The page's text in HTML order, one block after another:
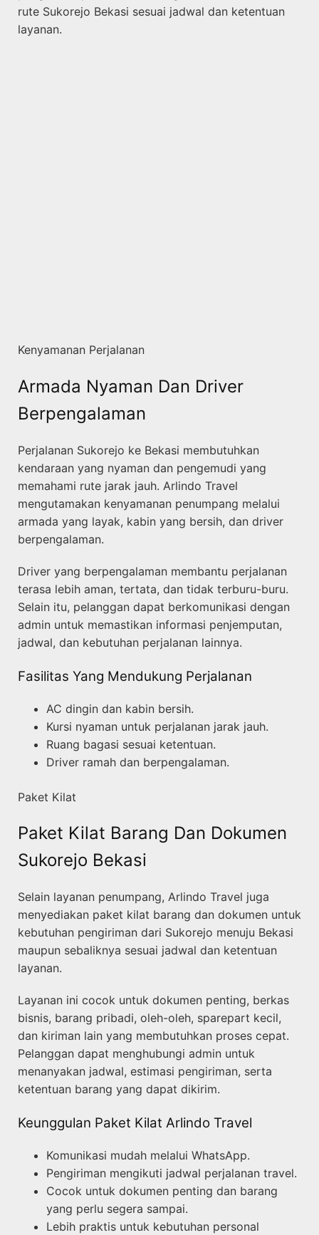
rute Sukorejo Bekasi sesuai jadwal dan ketentuan
layanan.
Kenyamanan Perjalanan
Armada Nyaman Dan Driver
Berpengalaman
Perjalanan Sukorejo ke Bekasi membutuhkan
kendaraan yang nyaman dan pengemudi yang
memahami rute jarak jauh. Arlindo Travel
mengutamakan kenyamanan penumpang melalui
armada yang layak, kabin yang bersih, dan driver
berpengalaman.
Driver yang berpengalaman membantu perjalanan
terasa lebih aman, tertata, dan tidak terburu-buru.
Selain itu, pelanggan dapat berkomunikasi dengan
admin untuk memastikan informasi penjemputan,
jadwal, dan kebutuhan perjalanan lainnya.
Fasilitas Yang Mendukung Perjalanan
AC dingin dan kabin bersih.
Kursi nyaman untuk perjalanan jarak jauh.
Ruang bagasi sesuai ketentuan.
Driver ramah dan berpengalaman.
Paket Kilat
Paket Kilat Barang Dan Dokumen
Sukorejo Bekasi
Selain layanan penumpang, Arlindo Travel juga
menyediakan paket kilat barang dan dokumen untuk
kebutuhan pengiriman dari Sukorejo menuju Bekasi
maupun sebaliknya sesuai jadwal dan ketentuan
layanan.
Layanan ini cocok untuk dokumen penting, berkas
bisnis, barang pribadi, oleh-oleh, sparepart kecil,
dan kiriman lain yang membutuhkan proses cepat.
Pelanggan dapat menghubungi admin untuk
menanyakan jadwal, estimasi pengiriman, serta
ketentuan barang yang dapat dikirim.
Keunggulan Paket Kilat Arlindo Travel
Komunikasi mudah melalui WhatsApp.
Pengiriman mengikuti jadwal perjalanan travel.
Cocok untuk dokumen penting dan barang
yang perlu segera sampai.
Lebih praktis untuk kebutuhan personal